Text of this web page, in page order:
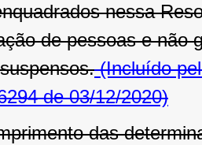
nessa
de pessoas e não
(Incluído
de 03/12/2020)
das